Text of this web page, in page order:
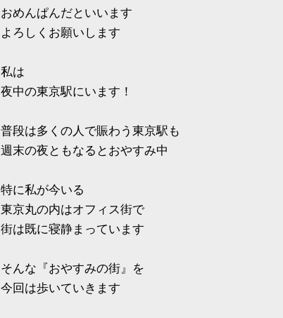
おめんぱんだといいます
よろしくお願いします
私は
夜中の東京駅にいます！
普段は多くの人で賑わう東京駅も
週末の夜ともなるとおやすみ中
特に私が今いる
東京丸の内はオフィス街で
街は既に寝静まっています
そんな『おやすみの街』を
今回は歩いていきます